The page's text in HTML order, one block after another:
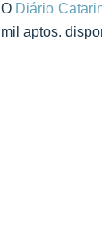
O Diário
mil aptos.